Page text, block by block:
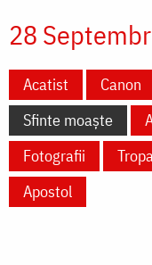
28
Acatist Canon
Sfinte moaște
Fotografii
Apostol